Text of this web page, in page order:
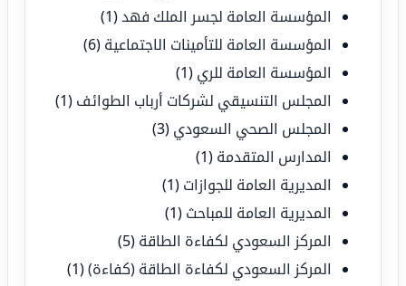
المؤسسة العامة لجسر الملك فهد(1)
المؤسسة العامة للتأمينات الاجتماعية (6)
المؤسسة العامة للري (1)
المجلس التنسيقي لشركات أرباب الطوائف (1)
المجلس الصحي السعودي (3)
المدارس المتقدمة (1)
المديرية العامة للجوازات (1)
المديرية العامة للمباحث (1)
المركز السعودي لكفاءة الطاقة (5)
المركز السعودي لكفاءة الطاقة (كفاءة)(1)